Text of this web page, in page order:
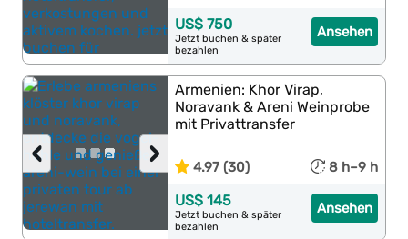
Ansehen
US$ 750
Jetzt buchen & später
bezahlen
›
‹
Armenien: Khor Virap,
Noravank & Areni Weinprobe
mit Privattransfer
4.97 (30) 8 h–9 h
Ansehen
US$ 145
Jetzt buchen & später
bezahlen